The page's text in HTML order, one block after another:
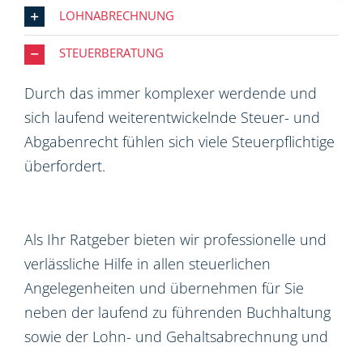
LOHNABRECHNUNG
STEUERBERATUNG
Durch das immer komplexer werdende und
sich laufend weiterentwickelnde Steuer- und
Abgabenrecht fühlen sich viele Steuerpflichtige
überfordert.
Als Ihr Ratgeber bieten wir professionelle und
verlässliche Hilfe in allen steuerlichen
Angelegenheiten und übernehmen für Sie
neben der laufend zu führenden Buchhaltung
sowie der Lohn- und Gehaltsabrechnung und